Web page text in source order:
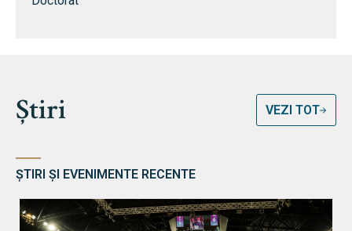
Știri VEZI TOT
ȘTIRI ȘI EVENIMENTE RECENTE